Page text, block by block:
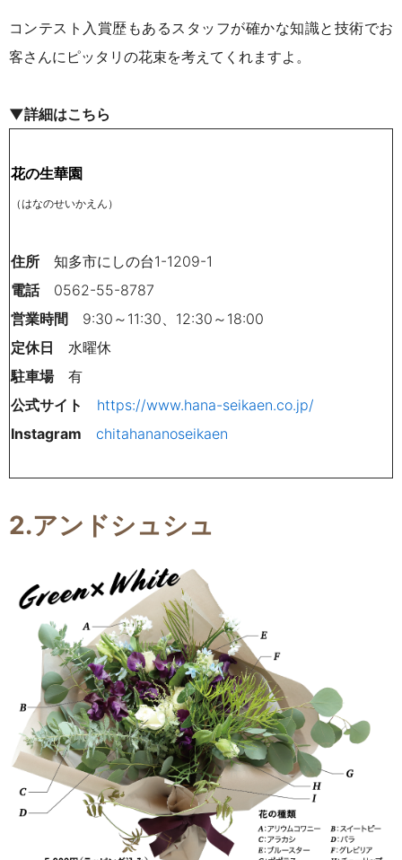
コンテスト入賞歴もあるスタッフが確かな知識と技術でお
客さんにピッタリの花束を考えてくれますよ。
▼詳細はこちら
花の生華園
（はなのせいかえん）
住所 知多市にしの台1-1209-1
電話0562-55-8787
営業時間 9:30～11:30、12:30～18:00
定休日 水曜休
駐車場有
公式サイト https://www.hana-seikaen.co.jp/
Instagram
chitahananoseikaen
2.アンドシュシュ